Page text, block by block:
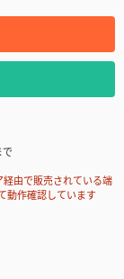
由で販売されている端
動作確認しています